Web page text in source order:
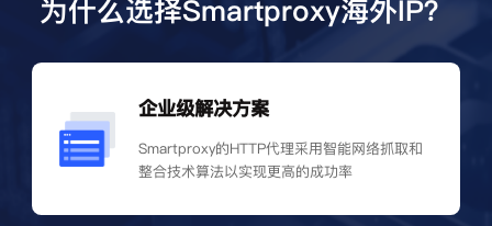
为什么选择Smartproxy海外IP？
企业级解决方案
Smartproxy的HTTP代理采用智能网络抓取和
整合技术算法以实现更高的成功率